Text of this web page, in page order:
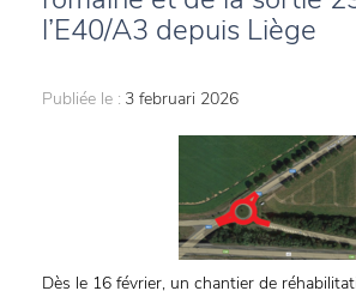
l’E40/A3 depuis Liège
Publiée le : 3 februari 2026
Dès le 16 février, un chantier de